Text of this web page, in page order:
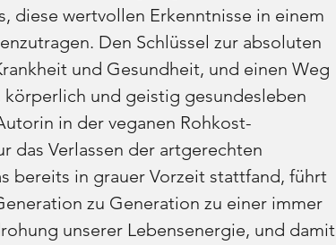
diese wertvollen Erkenntnisse in einem
Den Schlüssel zur absoluten
und Gesundheit, und einen Weg
körperlich und geistig gesundesleben
in der veganen Rohkost-
das Verlassen der artgerechten
bereits in grauer Vorzeit stattfand, führt
zu Generation zu einer immer
unserer Lebensenergie, und damit